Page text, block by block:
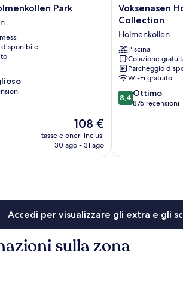
Park
disponibile
Il
prezzo
attuale
108 €
tasse e oneri inclusi
30 ago - 31 ago
Voksenasen
Hotell,
Signature
Collection
Holmenkollen
Voksenasen
Collection
Holmenkollen
Piscina
Colazione
Parcheggio
Wi-Fi gratuito
8.4
su
8,4 Ottimo
876 recensioni
Accedi per visualizzare gli extra e gli
sulla zona